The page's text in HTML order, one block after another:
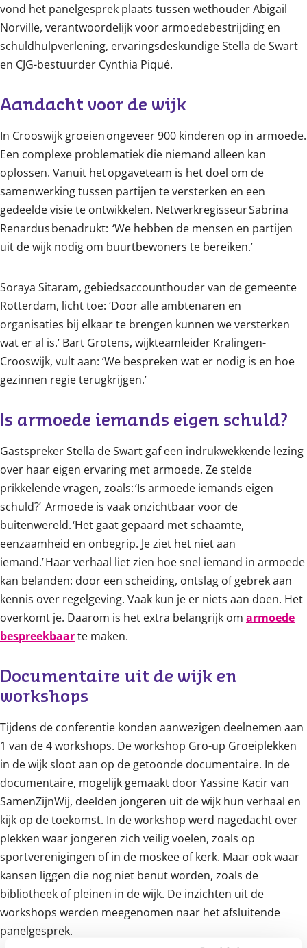
vond het panelgesprek plaats tussen wethouder Abigail
Norville, verantwoordelijk voor armoedebestrijding en
schuldhulpverlening, ervaringsdeskundige Stella de Swart
en CJG-bestuurder Cynthia Piqué.
Aandacht voor de wijk
In Crooswijk groeien ongeveer 900 kinderen op in armoede.
Een complexe problematiek die niemand alleen kan
oplossen. Vanuit het opgaveteam is het doel om de
samenwerking tussen partijen te versterken en een
gedeelde visie te ontwikkelen. Netwerkregisseur Sabrina
Renardus benadrukt: ‘We hebben de mensen en partijen
uit de wijk nodig om buurtbewoners te bereiken.’
Soraya Sitaram, gebiedsaccounthouder van de gemeente
Rotterdam, licht toe: ‘Door alle ambtenaren en
organisaties bij elkaar te brengen kunnen we versterken
wat er al is.’ Bart Grotens, wijkteamleider Kralingen-
Crooswijk, vult aan: ‘We bespreken wat er nodig is en hoe
gezinnen regie terugkrijgen.’
Is armoede iemands eigen schuld?
Gastspreker Stella de Swart gaf een indrukwekkende lezing
over haar eigen ervaring met armoede. Ze stelde
prikkelende vragen, zoals: ‘Is armoede iemands eigen
schuld?’ Armoede is vaak onzichtbaar voor de
buitenwereld. ‘Het gaat gepaard met schaamte,
eenzaamheid en onbegrip. Je ziet het niet aan
iemand.’ Haar verhaal liet zien hoe snel iemand in armoede
kan belanden: door een scheiding, ontslag of gebrek aan
kennis over regelgeving. Vaak kun je er niets aan doen. Het
overkomt je. Daarom is het extra belangrijk om armoede
bespreekbaarte maken.
Documentaire uit de wijk en
workshops
Tijdens de conferentie konden aanwezigen deelnemen aan
1 van de 4 workshops. De workshop Gro-up Groeiplekken
in de wijk sloot aan op de getoonde documentaire. In de
documentaire, mogelijk gemaakt door Yassine Kacir van
SamenZijnWij, deelden jongeren uit de wijk hun verhaal en
kijk op de toekomst. In de workshop werd nagedacht over
plekken waar jongeren zich veilig voelen, zoals op
sportverenigingen of in de moskee of kerk. Maar ook waar
kansen liggen die nog niet benut worden, zoals de
bibliotheek of pleinen in de wijk. De inzichten uit de
workshops werden meegenomen naar het afsluitende
panelgesprek.